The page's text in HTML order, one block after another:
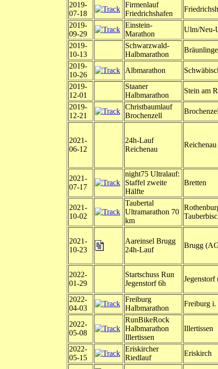
2019-
07-18
Firmenlauf
Friedrichshafen
2019-
09-29
Einstein-
Marathon
Ulm/Neu-
2019-
10-13
Schwarzwald-
Halbmarathon
2019-
10-26
Albmarathon
2019-
12-01
Staaner
Halbmarathon
Stein am
2019-
12-21
Christbaumlauf
Brochenzell
2021-
06-12
24h-Lauf
Reichenau
Reichenau
2021-
07-17
night75 Ultralauf:
Staffel zweite
Hälfte
Bretten
2021-
10-02
Taubertal
Ultramarathon 70
km
2021-
10-23
Aareinsel Brugg
24h-Lauf
Brugg
2022-
01-29
Startschuss Run
Jegenstorf 6h
Jegenstorf
2022-
04-03
Freiburg
Halbmarathon
Freiburg i.
2022-
05-08
RunBikeRock
Halbmarathon
Illertissen
Illertissen
2022-
05-15
Eriskircher
Riedlauf
Eriskirch